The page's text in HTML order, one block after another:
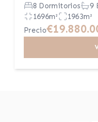
8 Dormitorios
9
1696m²
1963m²
Precio